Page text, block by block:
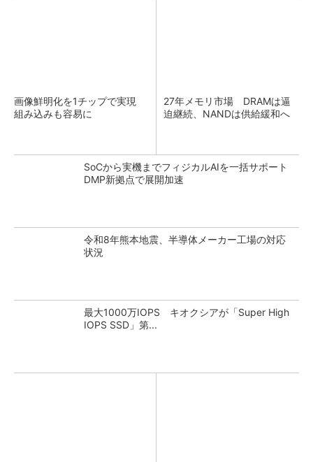
画像鮮明化を1チップで実現
組み込みも容易に
27年メモリ市場 DRAMは逼
迫継続、NANDは供給緩和へ
SoCから実機までフィジカルAIを一括サポート
DMP新拠点で展開加速
令和8年熊本地震、半導体メーカー工場の対応
状況
最大1000万IOPS キオクシアが「Super High
IOPS SSD」第...